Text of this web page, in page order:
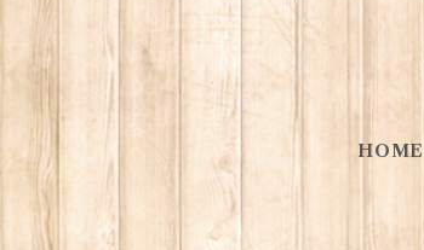
HOME